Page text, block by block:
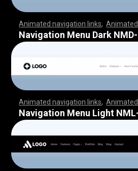
Animated navigation links ,
,,,,,,,,,,,,,,,,,,,,,,,,,,,, ,,,,,,,,,,,
,,,,,,,,,,,,,,,,,,,,,,,,,,,, ,,,,,,,,,,,
,,,,,,,,,,,,,,,,
Navigation Menu Dark
Animated navigation links ,
,,,,,,,,,,,,,,,,,,,,,,,,,,,, ,,,,,,,,,,,
,,,,,,,,,,,,,,,,,,,,,,,,,,,, ,,,,,,,,,,,
,,,,,,,,,,,,,,,,
Navigation Menu Light